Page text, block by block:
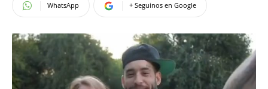
WhatsApp + Seguinos en Google